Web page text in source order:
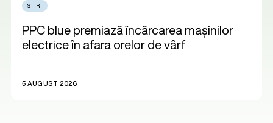
ȘTIRI
PPC blue premiază încărcarea mașinilor
electrice în afara orelor de vârf
5 AUGUST 2026